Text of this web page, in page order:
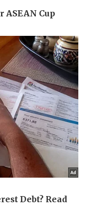
- Gia đình